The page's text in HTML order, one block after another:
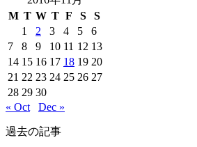
M T W T F S
S
1
2 3 4 5
6
7
8 9 10 11 12 13
14 15 16 17 18 19 20
21 22 23 24 25 26 27
28 29 30
« Oct
Dec »
過去の記事